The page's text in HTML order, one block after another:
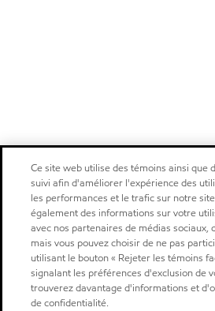
Ce site web utilise des témoins ainsi que
suivi afin d'améliorer l'expérience des
les performances et le trafic sur notre
également des informations sur votre
avec nos partenaires de médias sociaux,
mais vous pouvez choisir de ne pas
utilisant le bouton « Rejeter les témoins
signalant les préférences d'exclusion de
trouverez davantage d'informations et
de confidentialité.